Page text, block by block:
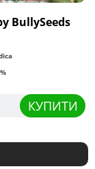
BullySeeds
КУПИТИ